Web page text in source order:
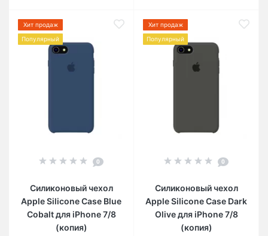
Хит продаж
Популярный
0
Силиконовый чехол
Apple Silicone Case Blue
Cobalt для iPhone 7/8
(копия)
Хит продаж
Популярный
0
Силиконовый чехол
Apple Silicone Case Dark
Olive для iPhone 7/8
(копия)